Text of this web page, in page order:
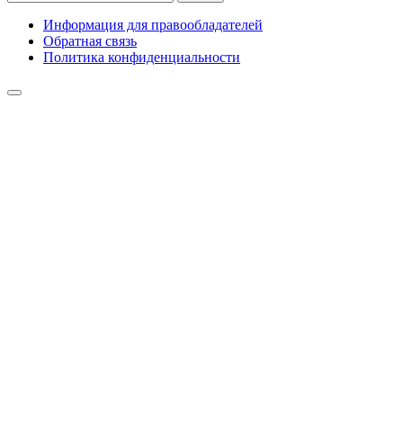
Информация для правообладателей
Обратная связь
Политика конфиденциальности